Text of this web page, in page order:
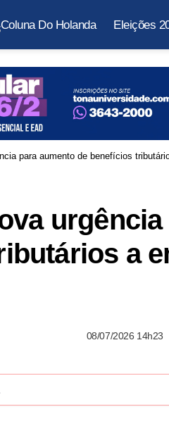
Coluna Do Holanda Eleições
para aumento de benefícios
a
08/07/2026 14h23